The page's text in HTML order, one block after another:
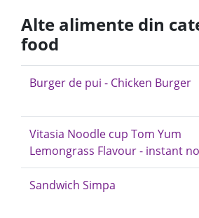
Alte alimente din
food
Burger de pui - Chicken Burger
Vitasia Noodle cup Tom Yum
Lemongrass Flavour - instant
Sandwich Simpa